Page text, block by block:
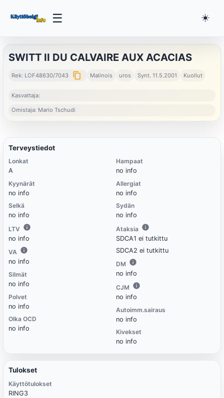
☰ ☀️
SWITT II DU CALVAIRE AUX ACACIAS
Rek: LOF48630/7043 content_copy Malinois uros Synt. 11.5.2001 Kuollut
Kasvattaja:
Omistaja: Mario Tschudi
Terveystiedot
Lonkat
A
Kyynärät
no info
Selkä
no info
LTV
no info
VA
no info
Silmät
no info
Polvet
no info
Olka OCD
no info
Hampaat
no info
Allergiat
no info
Sydän
no info
Ataksia
SDCA1 ei tutkittu
SDCA2 ei tutkittu
DM
no info
CJM
no info
Autoimm.sairaus
no info
Kivekset
no info
Tulokset
Käyttötulokset
RING3